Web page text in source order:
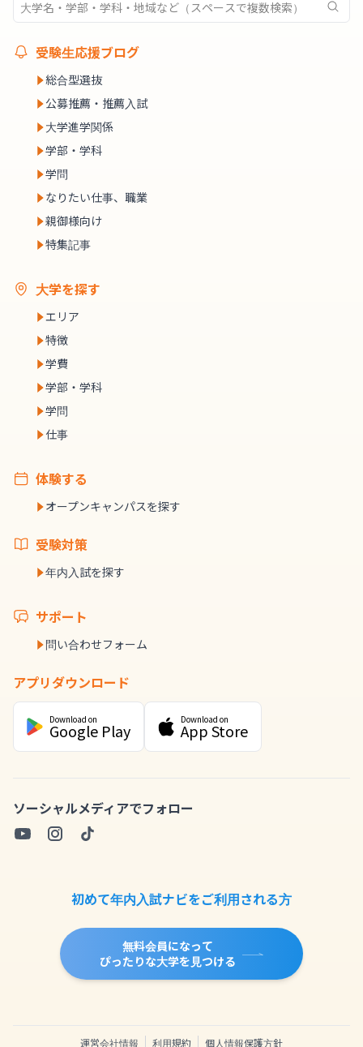
受験生応援ブログ
総合型選抜
公募推薦・推薦入試
大学進学関係
学部・学科
学問
なりたい仕事、職業
親御様向け
特集記事
大学を探す
エリア
特徴
学費
学部・学科
学問
仕事
体験する
オープンキャンパスを探す
受験対策
年内入試を探す
サポート
問い合わせフォーム
アプリダウンロード
Download on
Google Play
Download on
App Store
ソーシャルメディアでフォロー
初めて年内入試ナビをご利用される方
無料会員になって
ぴったりな大学を見つける
運営会社情報 利用規約 個人情報保護方針